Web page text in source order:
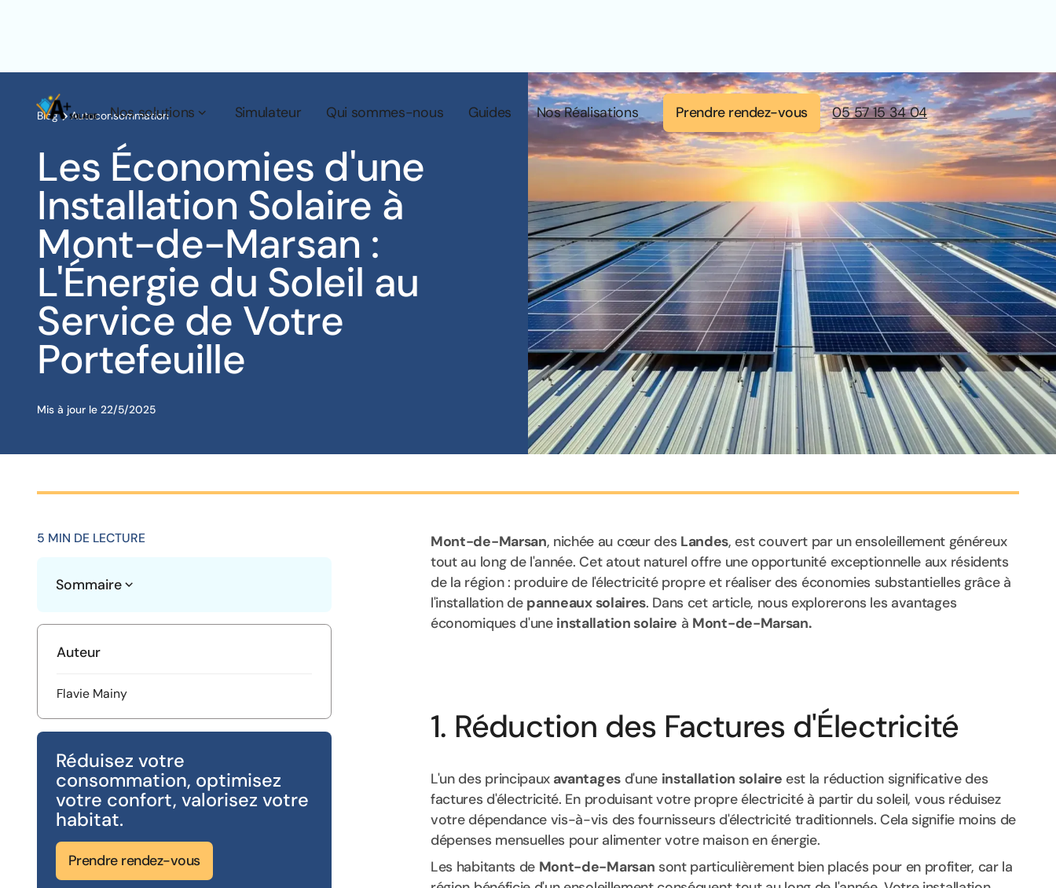
Nos solutions Simulateur Qui sommes-nous Guides Nos Réalisations Prendre rendez-vous 05 57 15 34 04
Blog Autoconsommation
Les Économies d'une
Installation Solaire à
Mont-de-Marsan :
L'Énergie du Soleil au
Service de Votre
Portefeuille
Mis à jour le22/5/2025
5 MIN DE LECTURE
Sommaire
Auteur
Flavie Mainy
Réduisez votre
consommation, optimisez
votre confort, valorisez votre
habitat.
Prendre rendez-vous
Mont-de-Marsan, nichée au cœur des Landes, est couvert par un ensoleillement généreux
tout au long de l'année. Cet atout naturel offre une opportunité exceptionnelle aux résidents
de la région : produire de l'électricité propre et réaliser des économies substantielles grâce à
l'installation de panneaux solaires. Dans cet article, nous explorerons les avantages
économiques d'une installation solaire à Mont-de-Marsan.
1. Réduction des Factures d'Électricité
L'un des principaux avantagesd'une installation solaire est la réduction significative des
factures d'électricité. En produisant votre propre électricité à partir du soleil, vous réduisez
votre dépendance vis-à-vis des fournisseurs d'électricité traditionnels. Cela signifie moins de
dépenses mensuelles pour alimenter votre maison en énergie.
Les habitants de Mont-de-Marsan sont particulièrement bien placés pour en profiter, car la